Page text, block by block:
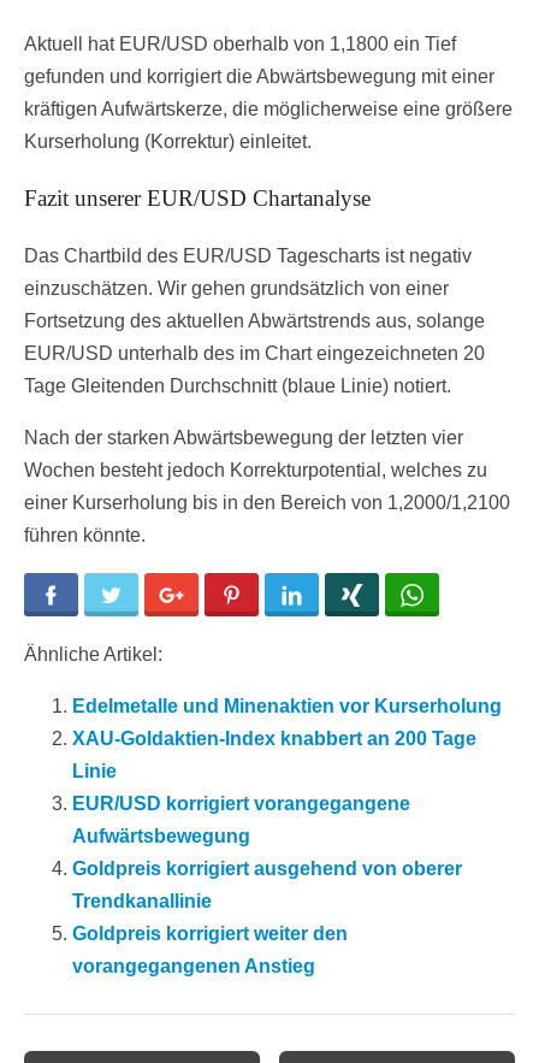
Aktuell hat EUR/USD oberhalb von 1,1800 ein Tief
gefunden und korrigiert die Abwärtsbewegung mit einer
kräftigen Aufwärtskerze, die möglicherweise eine größere
Kurserholung (Korrektur) einleitet.
Fazit unserer EUR/USD Chartanalyse
Das Chartbild des EUR/USD Tagescharts ist negativ
einzuschätzen. Wir gehen grundsätzlich von einer
Fortsetzung des aktuellen Abwärtstrends aus, solange
EUR/USD unterhalb des im Chart eingezeichneten 20
Tage Gleitenden Durchschnitt (blaue Linie) notiert.
Nach der starken Abwärtsbewegung der letzten vier
Wochen besteht jedoch Korrekturpotential, welches zu
einer Kurserholung bis in den Bereich von 1,2000/1,2100
führen könnte.
Facebook Twitter Google+ Pinterest LinkedIn
Ähnliche Artikel:
Edelmetalle und Minenaktien vor Kurserholung
XAU-Goldaktien-Index knabbert an 200 Tage
Linie
EUR/USD korrigiert vorangegangene
Aufwärtsbewegung
Goldpreis korrigiert ausgehend von oberer
Trendkanallinie
Goldpreis korrigiert weiter den
vorangegangenen Anstieg